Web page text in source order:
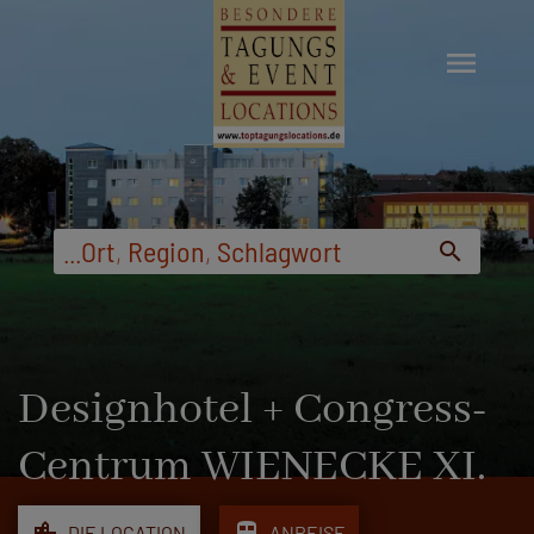
Ort, Region, Schlagwort search
menu
Designhotel + Congress-
Centrum WIENECKE XI.